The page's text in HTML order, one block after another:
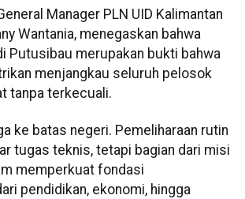
Manager PLN UID Kalimantan
Wantania, menegaskan bahwa
Putusibau merupakan bukti bahwa
menjangkau seluruh pelosok
tanpa terkecuali.
ke batas negeri. Pemeliharaan rutin
tugas teknis, tetapi bagian dari misi
memperkuat fondasi
pendidikan, ekonomi, hingga